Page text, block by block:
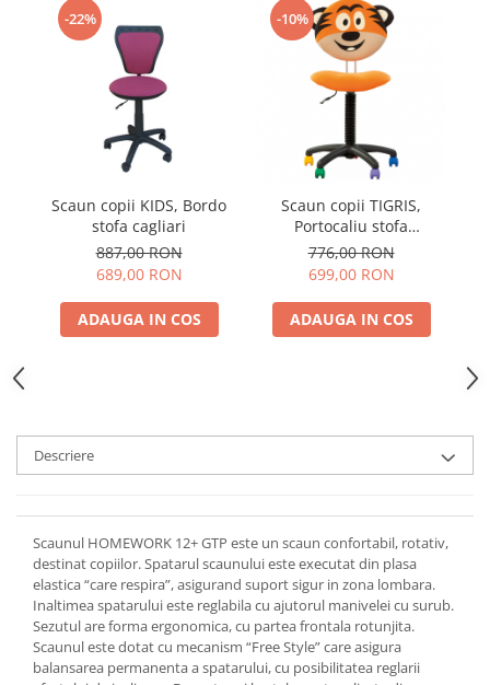
-22%
Scaun copii KIDS, Bordo
stofa cagliari
887,00 RON
689,00 RON
ADAUGA IN COS
-10%
Scaun copii TIGRIS,
Portocaliu stofa
microsolco
776,00 RON
699,00 RON
ADAUGA IN COS
Descriere
Scaunul HOMEWORK 12+ GTP este un scaun confortabil, rotativ,
destinat copiilor. Spatarul scaunului este executat din plasa
elastica “care respira”, asigurand suport sigur in zona lombara.
Inaltimea spatarului este reglabila cu ajutorul manivelei cu surub.
Sezutul are forma ergonomica, cu partea frontala rotunjita.
Scaunul este dotat cu mecanism “Free Style” care asigura
balansarea permanenta a spatarului, cu posibilitatea reglarii